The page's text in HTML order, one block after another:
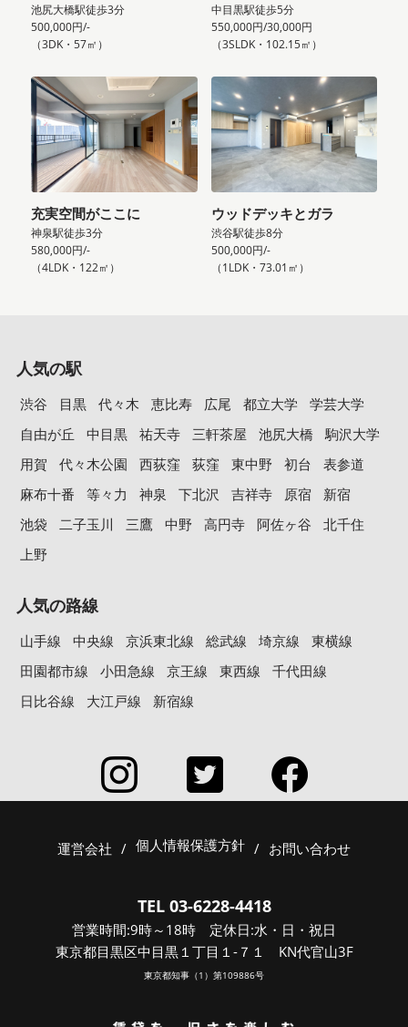
池尻大橋駅徒歩3分
500,000円/-
（3DK・57㎡）
中目黒駅徒歩5分
550,000円/30,000円
（3SLDK・102.15㎡）
充実空間がここに
神泉駅徒歩3分
580,000円/-
（4LDK・122㎡）
ウッドデッキとガラ
渋谷駅徒歩8分
500,000円/-
（1LDK・73.01㎡）
人気の駅
渋谷 目黒 代々木 恵比寿 広尾 都立大学
学芸大学
自由が丘
中目黒 祐天寺 三軒茶屋 池尻大橋
駒沢大学
用賀
代々木公園 西荻窪 荻窪 東中野 初台
表参道
麻布十番
等々力 神泉 下北沢 吉祥寺 原宿
新宿
池袋
二子玉川 三鷹 中野 高円寺 阿佐ヶ谷
北千住
上野
人気の路線
山手線 中央線 京浜東北線 総武線 埼京線
東横線
田園都市線
小田急線 京王線 東西線
千代田線
日比谷線
大江戸線 新宿線
運営会社 / 個人情報保護方針 / お問い合わせ
TEL 03-6228-4418
営業時間:9時～18時 定休日:水・日・祝日
東京都目黒区中目黒１丁目１-７１ KN代官山3F
東京都知事（1）第109886号